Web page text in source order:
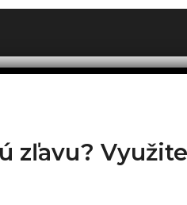
zľavu?